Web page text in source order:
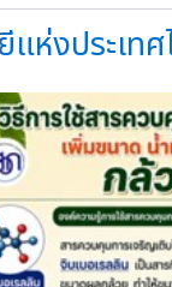
ห่งประเท